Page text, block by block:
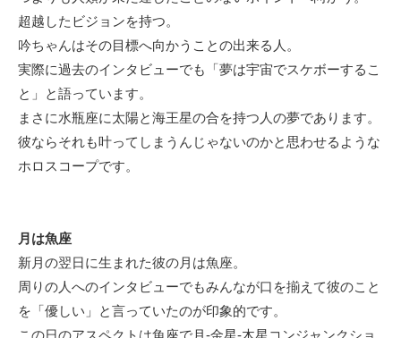
超越したビジョンを持つ。
吟ちゃんはその目標へ向かうことの出来る人。
実際に過去のインタビューでも「夢は宇宙でスケボーするこ
と」と語っています。
まさに水瓶座に太陽と海王星の合を持つ人の夢であります。
彼ならそれも叶ってしまうんじゃないのかと思わせるような
ホロスコープです。
月は魚座
新月の翌日に生まれた彼の月は魚座。
周りの人へのインタビューでもみんなが口を揃えて彼のこと
を「優しい」と言っていたのが印象的です。
この日のアスペクトは魚座で月-金星-木星コンジャンクショ